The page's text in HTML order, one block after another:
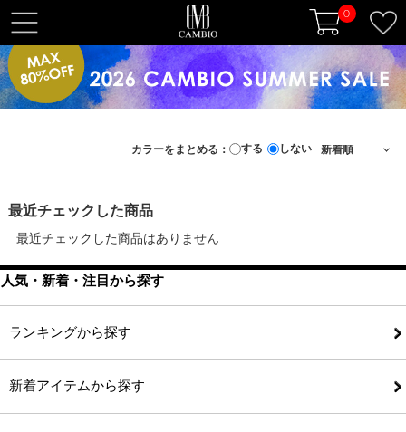
0
t
o
g
l
v
i
g
a
t
i
o
カラーをまとめる： する しない
最近チェックした商品
最近チェックした商品はありません
人気・新着・注目から探す
ランキングから探す
新着アイテムから探す